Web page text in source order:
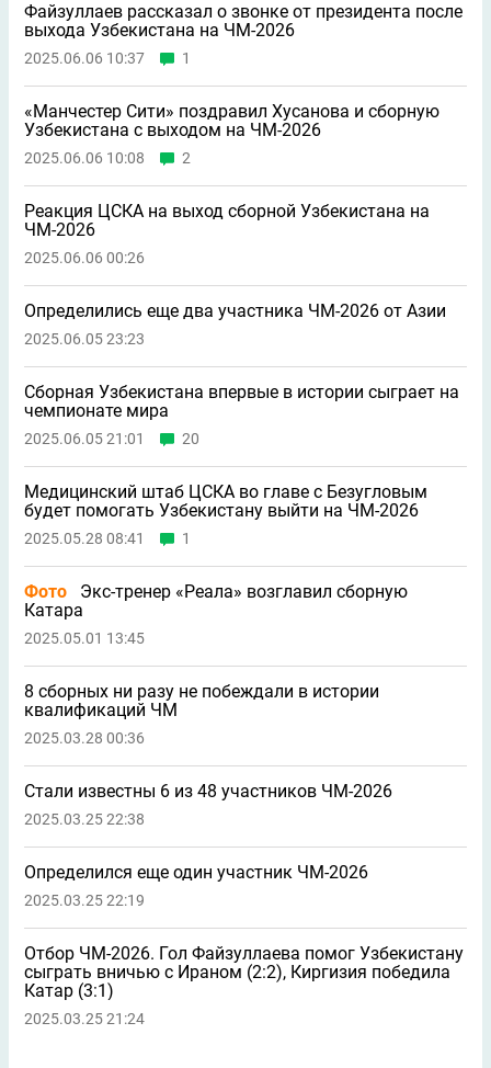
Файзуллаев рассказал о звонке от президента после
выхода Узбекистана на ЧМ-2026
2025.06.06 10:37 1
«Манчестер Сити» поздравил Хусанова и сборную
Узбекистана с выходом на ЧМ-2026
2025.06.06 10:08 2
Реакция ЦСКА на выход сборной Узбекистана на
ЧМ-2026
2025.06.06 00:26
Определились еще два участника ЧМ-2026 от Азии
2025.06.05 23:23
Сборная Узбекистана впервые в истории сыграет на
чемпионате мира
2025.06.05 21:01 20
Медицинский штаб ЦСКА во главе с Безугловым
будет помогать Узбекистану выйти на ЧМ-2026
2025.05.28 08:41 1
Фото
Экс-тренер «Реала» возглавил сборную
Катара
2025.05.01 13:45
8 сборных ни разу не побеждали в истории
квалификаций ЧМ
2025.03.28 00:36
Стали известны 6 из 48 участников ЧМ-2026
2025.03.25 22:38
Определился еще один участник ЧМ-2026
2025.03.25 22:19
Отбор ЧМ-2026. Гол Файзуллаева помог Узбекистану
сыграть вничью с Ираном (2:2), Киргизия победила
Катар (3:1)
2025.03.25 21:24